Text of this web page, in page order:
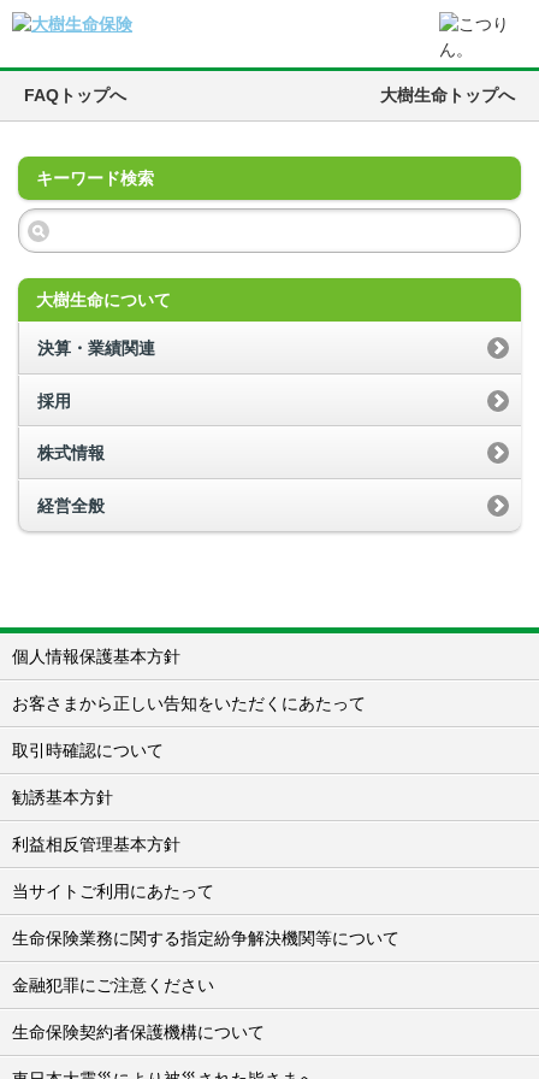
FAQトップへ 大樹生命トップへ
キーワード検索
大樹生命について
決算・業績関連
採用
株式情報
経営全般
個人情報保護基本方針
お客さまから正しい告知をいただくにあたって
取引時確認について
勧誘基本方針
利益相反管理基本方針
当サイトご利用にあたって
生命保険業務に関する指定紛争解決機関等について
金融犯罪にご注意ください
生命保険契約者保護機構について